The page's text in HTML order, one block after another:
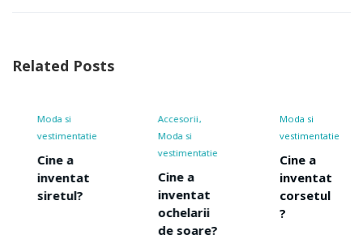
Related Posts
Moda si
vestimentatie
Cine a
inventat
siretul?
Accesorii
Moda si
vestimentatie
Cine a
inventat
ochelarii
de soare?
Moda si
vestimentatie
Cine a
inventat
corsetul